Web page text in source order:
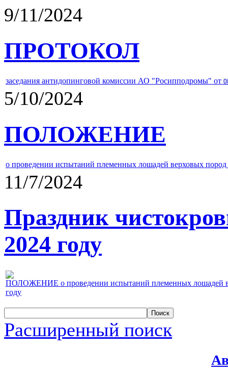
9/11/2024
ПРОТОКОЛ
заседания антидопинговой комиссии АО "Росипподромы" от
5/10/2024
ПОЛОЖЕНИЕ
о проведении испытаний племенных лошадей верховых
11/7/2024
Праздник
2024 году
ПОЛОЖЕНИЕ о проведении испытаний племенных лошадей
году
Расширенный поиск